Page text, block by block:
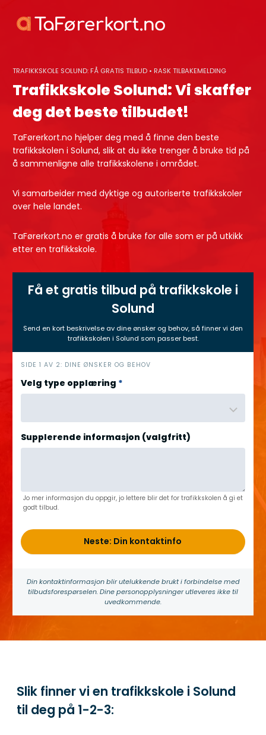
content
TRAFIKKSKOLE SOLUND: FÅ GRATIS TILBUD • RASK TILBAKEMELDING
Trafikkskole Solund: Vi skaffer
deg det beste tilbudet!
TaFørerkort.no hjelper deg med å finne den beste
trafikkskolen i Solund, slik at du ikke trenger å bruke tid på
å sammenligne alle trafikkskolene i området.
Vi samarbeider med dyktige og autoriserte trafikkskoler
over hele landet.
TaFørerkort.no er gratis å bruke for alle som er på utkikk
etter en trafikkskole.
Få et gratis tilbud på trafikkskole i
Solund
Send en kort beskrivelse av dine ønsker og behov, så finner vi den
trafikkskolen i Solund som passer best.
h
e
r
SIDE 1 AV 2: DINE ØNSKER OG BEHOV
Velg type opplæring *
Supplerende informasjon (valgfritt)
Jo mer informasjon du oppgir, jo lettere blir det for trafikkskolen å gi et
godt tilbud.
Neste: Din kontaktinfo
Din kontakt­informasjon blir utelukkende brukt i forbindelse med
tilbuds­forespørselen. Dine person­­opplysninger utleveres ikke til
uvedkommende.
Slik finner vi en trafikkskole i Solund
til deg på 1-2-3: